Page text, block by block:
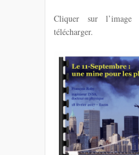
Cliquer sur
télécharger.